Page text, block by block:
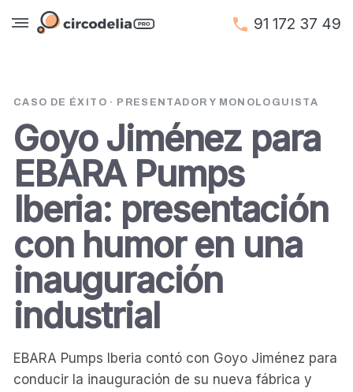
91 172 37 49
CASO DE ÉXITO · PRESENTADOR Y MONOLOGUISTA
Goyo Jiménez para
EBARA Pumps
Iberia: presentación
con humor en una
inauguración
industrial
EBARA Pumps Iberia contó con Goyo Jiménez para
conducir la inauguración de su nueva fábrica y